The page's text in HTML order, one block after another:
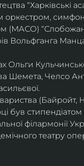
“Харківські
оркестром,
(МАСО)
Вольфганга
Шемета, Челсо
був
філармонії
театру